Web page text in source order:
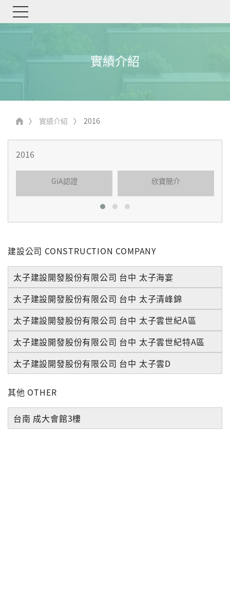
實績介紹
實績介紹 2016
GiA認證 欣寶簡介
建設公司 CONSTRUCTION COMPANY
太子建設開發股份有限公司 台中 太子海宴
太子建設開發股份有限公司 台中 太子清峰錦
太子建設開發股份有限公司 台中 太子雲世紀A區
太子建設開發股份有限公司 台中 太子雲世紀特A區
太子建設開發股份有限公司 台中 太子雲D
其他 OTHER
台南 成大會館3樓